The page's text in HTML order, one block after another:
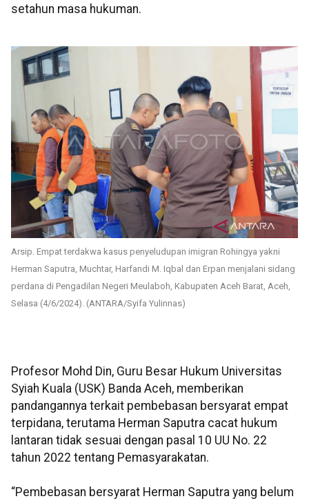
setahun masa hukuman.
Arsip. Empat terdakwa kasus penyeludupan imigran Rohingya yakni
Herman Saputra, Muchtar, Harfandi M. Iqbal dan Erpan menjalani sidang
perdana di Pengadilan Negeri Meulaboh, Kabupaten Aceh Barat, Aceh,
Selasa (4/6/2024). (ANTARA/Syifa Yulinnas)
Profesor Mohd Din, Guru Besar Hukum Universitas
Syiah Kuala (USK) Banda Aceh, memberikan
pandangannya terkait pembebasan bersyarat empat
terpidana, terutama Herman Saputra cacat hukum
lantaran tidak sesuai dengan pasal 10 UU No. 22
tahun 2022 tentang Pemasyarakatan.
“Pembebasan bersyarat Herman Saputra yang belum